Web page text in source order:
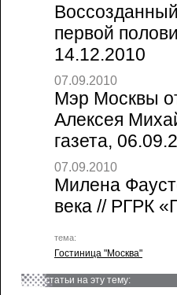
первой
14.12.2010
07.09.2010
Мэр Москвы
Алексея
газета,
07.09.2010
Милена
века // РГРК
тема:
Гостиница "Москва"
статьи на эту тему: